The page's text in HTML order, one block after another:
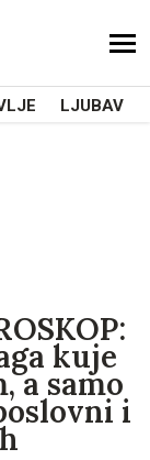
LJUBAV
kuje
a samo
i